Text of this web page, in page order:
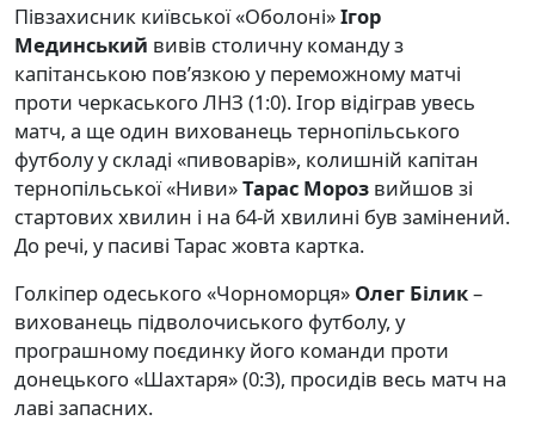
Півзахисник київської «Оболоні»Ігор
Мединський вивів столичну команду з
капітанською пов’язкою у переможному матчі
проти черкаського ЛНЗ (1:0). Ігор відіграв увесь
матч, а ще один вихованець тернопільського
футболу у складі «пивоварів», колишній капітан
тернопільської «Ниви»Тарас Мороз вийшов зі
стартових хвилин і на 64-й хвилині був замінений.
До речі, у пасиві Тарас жовта картка.
Голкіпер одеського «Чорноморця» Олег Білик–
вихованець підволочиського футболу, у
програшному поєдинку його команди проти
донецького «Шахтаря» (0:3), просидів весь матч на
лаві запасних.